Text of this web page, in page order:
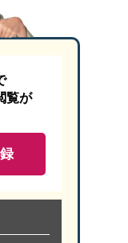
電気を賄えます
すので、
アしております
住宅になりますので、
ら】
覧が